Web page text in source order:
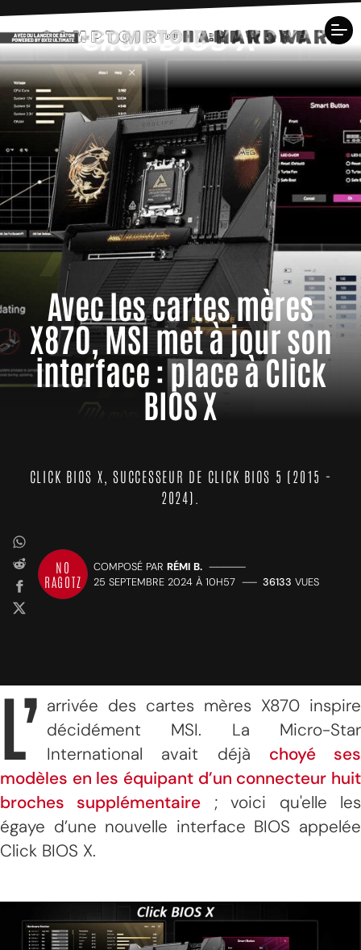
Avec les cartes mères
X870, MSI met à jour son
interface : place à Click
BIOS X
CLICK BIOS X, SUCCESSEUR DE CLICK BIOS 5 (2015 -
2024).
NO
RAGOTZ
COMPOSÉ PAR RÉMI B. —————
25 SEPTEMBRE 2024 À 10H57 —— 36133 VUES
L’ arrivée des cartes mères X870 inspire
décidément MSI. La Micro-Star
International avait déjà choyé ses
modèles en les équipant d’un connecteur huit
broches supplémentaire ; voici qu'elle les
égaye d’une nouvelle interface BIOS appelée
Click BIOS X.